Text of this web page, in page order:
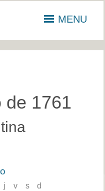
MENU
de 1761
j v s d